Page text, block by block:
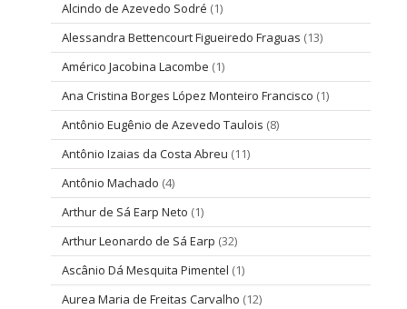
Alcindo de Azevedo Sodré (1)
Alessandra Bettencourt Figueiredo Fraguas (13)
Américo Jacobina Lacombe (1)
Ana Cristina Borges López Monteiro Francisco (1)
Antônio Eugênio de Azevedo Taulois (8)
Antônio Izaias da Costa Abreu (11)
Antônio Machado (4)
Arthur de Sá Earp Neto (1)
Arthur Leonardo de Sá Earp (32)
Ascânio Dá Mesquita Pimentel (1)
Aurea Maria de Freitas Carvalho (12)